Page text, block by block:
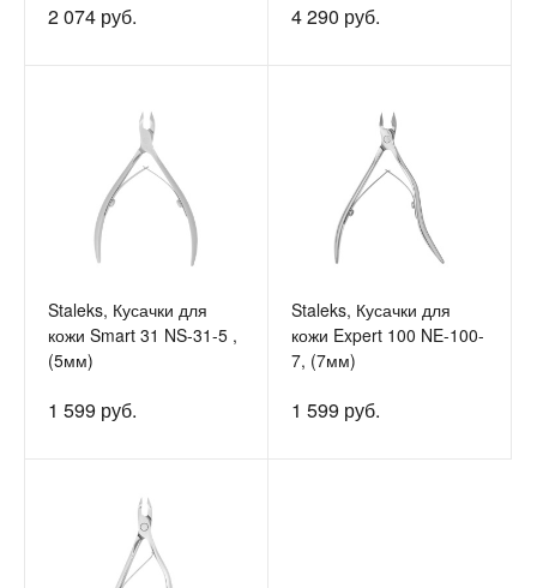
2 074 руб. 4 290 руб.
Staleks, Кусачки для
кожи Smart 31 NS-31-5 ,
(5мм)
1 599 руб.
Staleks, Кусачки для
кожи Expert 100 NE-100-
7, (7мм)
1 599 руб.